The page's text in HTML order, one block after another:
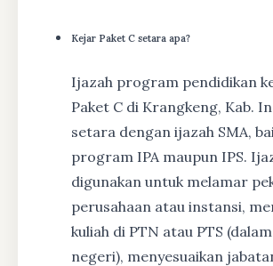
Kejar Paket C setara apa?
Ijazah program pendidikan
Paket C di Krangkeng, Kab.
setara dengan ijazah SMA,
program IPA maupun IPS.
digunakan untuk melamar
perusahaan atau instansi,
kuliah di PTN atau PTS
negeri), menyesuaikan